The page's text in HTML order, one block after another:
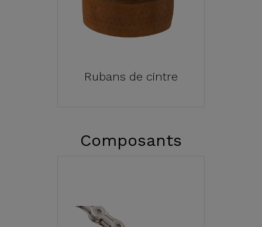
Rubans de cintre
Composants